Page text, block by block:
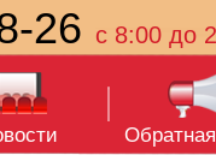
26 с 8:00 до